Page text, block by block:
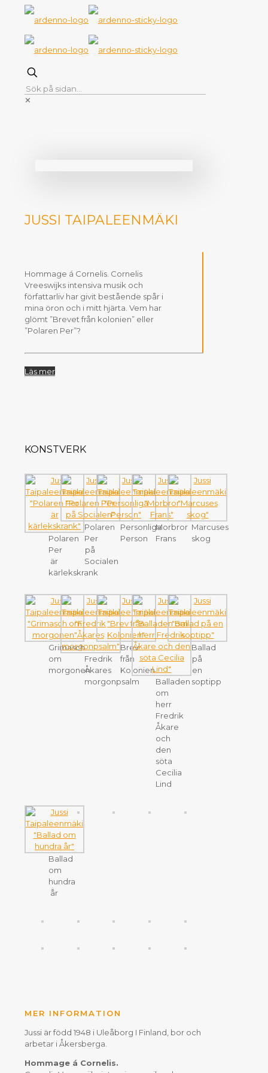
✕
JUSSI TAIPALEENMÄKI
Hommage á Cornelis. Cornelis
Vreeswijks intensiva musik och
författarliv har givit bestående spår i
mina öron och i mitt hjärta. Vem har
glömt ”Brevet från kolonien” eller
”Polaren Per”?
Läs mer
KONSTVERK
Polaren
Per
är
kärlekskrank
Polaren
Per
på
Socialen
Personliga
Person
Morbror
Frans
Marcuses
skog
Grimasch
om
morgonen
Fredrik
Åkares
morgonpsalm
Brev
från
Kolonien
Balladen
om
herr
Fredrik
Åkare
och
den
söta
Cecilia
Lind
Ballad
på
en
soptipp
Ballad
om
hundra
år
MER INFORMATION
Jussi är född 1948 i Uleåborg I Finland, bor och
arbetar i Åkersberga.
Hommage á Cornelis.